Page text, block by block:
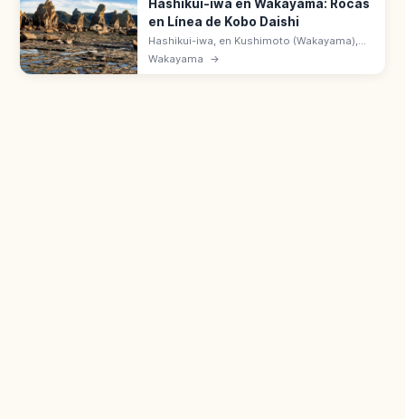
Hashikui-iwa en Wakayama: Rocas
en Línea de Kobo Daishi
Hashikui-iwa, en Kushimoto (Wakayama),
alinea unas 40 rocas a lo largo de 850 m
sobre el mar. Leyenda de Kobo Daishi. Lugar
Wakayama →